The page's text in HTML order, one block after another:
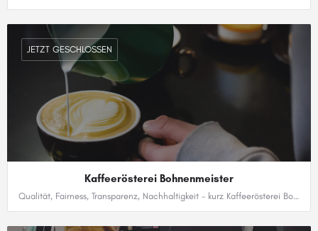
Kaffeerösterei Bohnenmeister
Qualität, Fairness, Transparenz, Nachhaltigkeit - kurz Kaffeerösterei Bohnenmeister
JETZT GESCHLOSSEN